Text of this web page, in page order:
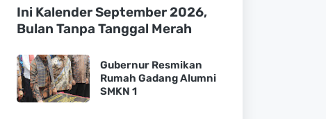
Ini Kalender September 2026,
Bulan Tanpa Tanggal Merah
Gubernur Resmikan
Rumah Gadang Alumni
SMKN 1